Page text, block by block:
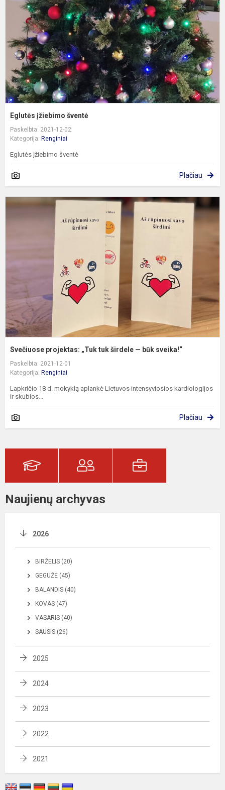
Eglutės įžiebimo šventė
Paskelbta: 2021-12-02
Kategorija: Renginiai
Eglutės įžiebimo šventė
Plačiau
Svečiuose projektas: „Tuk tuk širdele — būk sveika!“
Paskelbta: 2021-12-01
Kategorija: Renginiai
Lapkričio 18 d. mokyklą aplankė Lietuvos intensyviosios kardiologijos
ir skubios...
Plačiau
Naujienų archyvas
2026
BIRŽELIS (20)
GEGUŽĖ (45)
BALANDIS (40)
KOVAS (47)
VASARIS (40)
SAUSIS (26)
2025
2024
2023
2022
2021